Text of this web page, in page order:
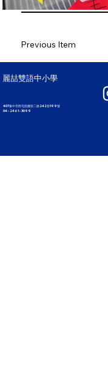
Previous Item
麗喆雙語中小學
407臺中市西屯區國安二路242巷199號
04 - 2461 - 3099